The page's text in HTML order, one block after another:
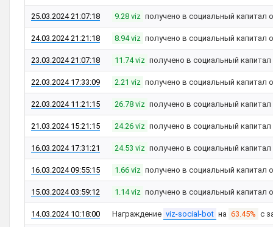
25.03.2024 21:07:18 9.28 viz получено в социальный капитал
24.03.2024 21:21:18 8.94 viz получено в социальный капитал
23.03.2024 21:07:18 11.74 viz получено в социальный
22.03.2024 17:33:09 2.21 viz получено в социальный капитал
22.03.2024 11:21:15 26.78 viz получено в социальный
21.03.2024 15:21:15 24.26 viz получено в социальный
16.03.2024 17:31:21 24.53 viz получено в социальный
16.03.2024 09:55:15 1.66 viz получено в социальный капитал
15.03.2024 03:59:12 1.14 viz получено в социальный капитал
14.03.2024 10:18:00 Награждение viz-social-bot на 63.45% с